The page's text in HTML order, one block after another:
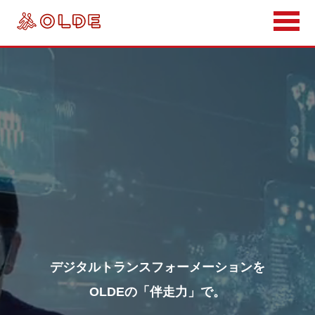
デジタルトランスフォーメーションを
OLDEの「伴走力」で。